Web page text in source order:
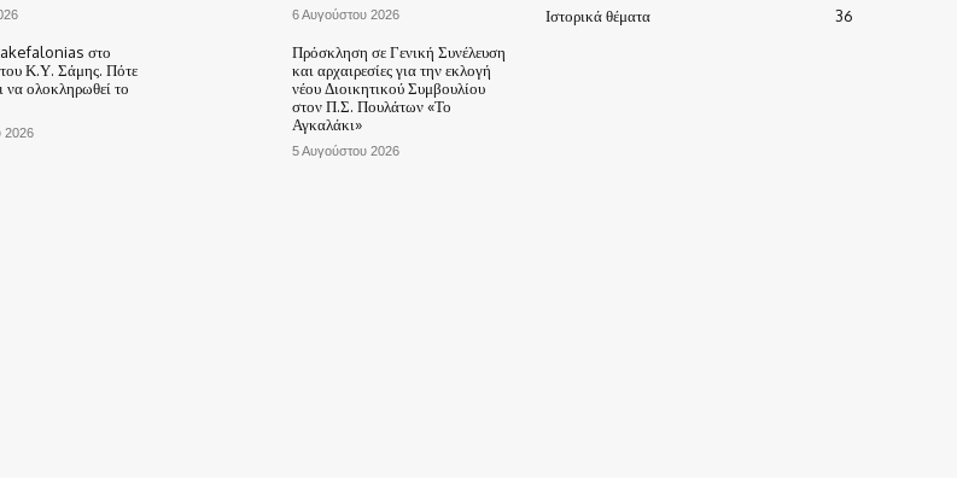
στο
του Κ.Υ. Σάμης. Πότε
να ολοκληρωθεί το
2026
6 Αυγούστου 2026
Πρόσκληση σε Γενική Συνέλευση
και αρχαιρεσίες για την εκλογή
νέου Διοικητικού Συμβουλίου
στον Π.Σ. Πουλάτων «Το
Αγκαλάκι»
5 Αυγούστου 2026
Ιστορικά θέματα
36